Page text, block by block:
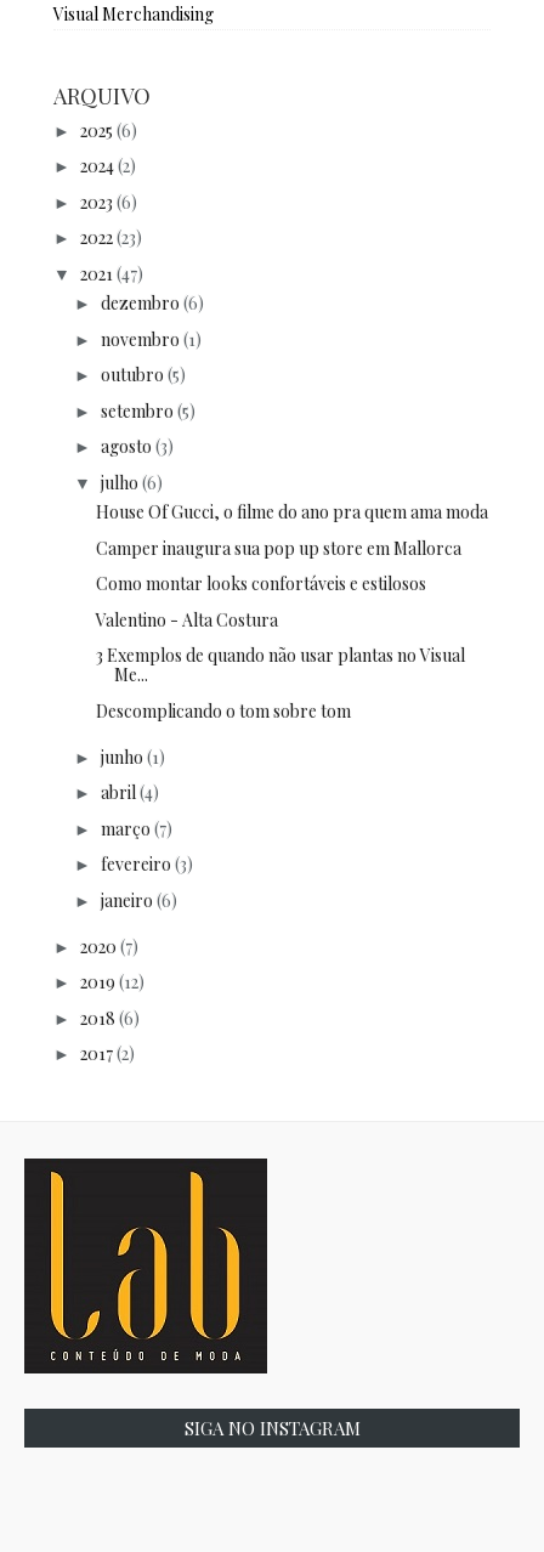
Visual Merchandising
ARQUIVO
► 2025 (6)
► 2024(2)
► 2023 (6)
► 2022(23)
▼ 2021(47)
► dezembro (6)
► novembro (1)
► outubro (5)
► setembro (5)
► agosto (3)
▼ julho (6)
House Of Gucci, o filme do ano pra quem ama moda
Camper inaugura sua pop up store em Mallorca
Como montar looks confortáveis e estilosos
Valentino - Alta Costura
3 Exemplos de quando não usar plantas no Visual
Me...
Descomplicando o tom sobre tom
► junho (1)
► abril(4)
► março (7)
► fevereiro (3)
► janeiro (6)
► 2020 (7)
► 2019 (12)
► 2018 (6)
► 2017(2)
SIGA NO INSTAGRAM